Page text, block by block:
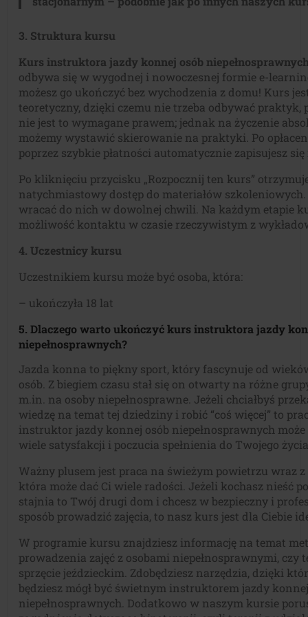
3. Struktura kursu
Kurs instruktora jazdy konnej osób
odbywa się w wygodnej i nowoczesnej formie e-
możesz go ukończyć bez wychodzenia z domu! Kurs
teoretyczny, dzięki czemu nie trzeba odbywać praktyk,
nie jest to wymagane prawem; jednak na życzenie
możemy wystawić skierowanie na praktyki. Po
poprzez szybkie płatności automatycznie zapisujesz
Po kliknięciu przycisku „Rozpocznij ten kurs”
natychmiastowy dostęp do materiałów szkoleniowych.
wracać do nich w dowolnej chwili. Na każdym etapie
możliwość kontaktu w czasie rzeczywistym z
4. Uczestnicy kursu
Uczestnikiem kursu może być osoba, która:
– ukończyła 18 lat
5. Dlaczego warto ukończyć kurs instruktora jazdy
niepełnosprawnych?
Jazda konna to piękny sport, który fascynuje od
osób. Z biegiem czasu stał się on otwarty na różne
m.in. na osoby niepełnosprawne. Jeżeli chciałbyś
wiedzę na temat tej dziedziny i robić “coś więcej” to
instruktor jazdy konnej osób niepełnosprawnych
wiele satysfakcji i poczucia spełnienia do Twojego
Ważny plusem jest praca na świeżym powietrzu wraz
która może dać Ci wiele radości. Jeżeli kochasz nieść
stajnia to Twój drugi dom i chcesz w bezpieczny i
sposób prowadzić zajęcia, to nasz kurs jest dla Ciebie
W programie kursu znajdziesz informację na temat
prowadzenia zajęć z osobami niepełnosprawnymi, czy
sprzęcie jeździeckim. Zdobędziesz narzędzia, dzięki
będziesz mógł być świetnym instruktorem jazdy
niepełnosprawnych. Dodatkowo w naszym kursie